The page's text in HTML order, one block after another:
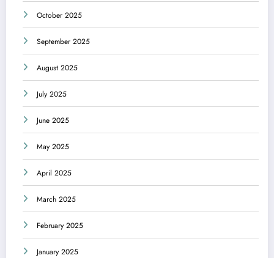
October 2025
September 2025
August 2025
July 2025
June 2025
May 2025
April 2025
March 2025
February 2025
January 2025